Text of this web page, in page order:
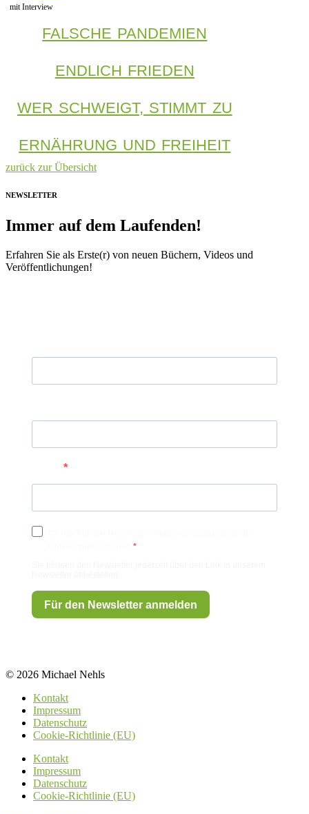
mit Interview
FALSCHE PANDEMIEN
ENDLICH FRIEDEN
WER SCHWEIGT, STIMMT ZU
ERNÄHRUNG UND FREIHEIT
zurück zur Übersicht
NEWSLETTER
Immer auf dem Laufenden!
Erfahren Sie als Erste(r) von neuen Büchern, Videos und
Veröffentlichungen!
Für den Newsletter anmelden
© 2026 Michael Nehls
Kontakt
Impressum
Datenschutz
Cookie-Richtlinie (EU)
Kontakt
Impressum
Datenschutz
Cookie-Richtlinie (EU)